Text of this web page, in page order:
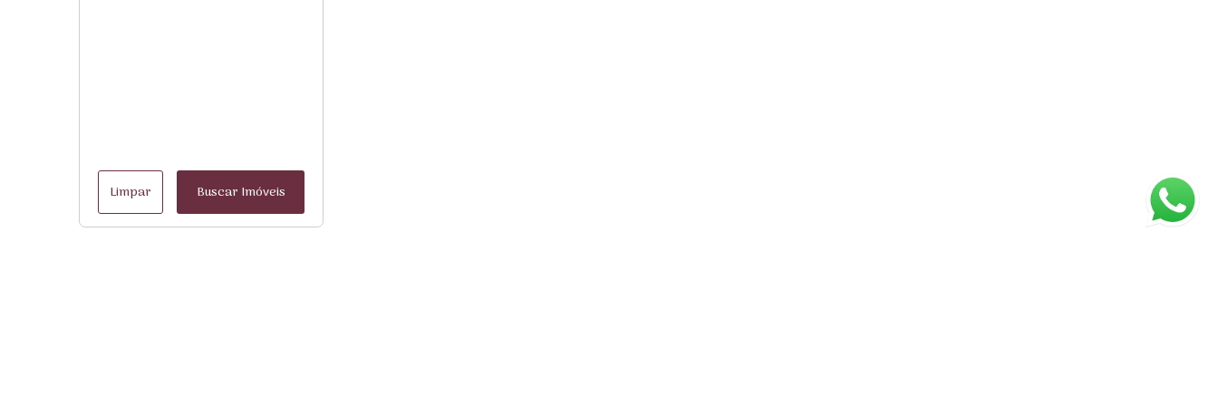
Limpar Buscar Imóveis